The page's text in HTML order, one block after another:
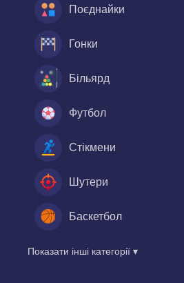
Поєднайки
Гонки
Більярд
Футбол
Стікмени
Шутери
Баскетбол
Показати інші категорії ▾